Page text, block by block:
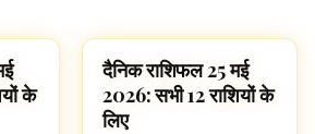
के
ज्योतिष
दैनिक राशिफल 25 मई
2026: सभी 12 राशियों के
लिए